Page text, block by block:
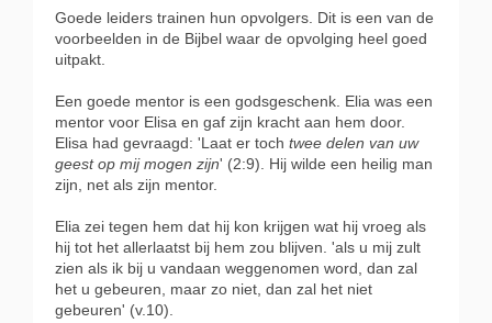
Goede leiders trainen hun opvolgers. Dit is een van de
voorbeelden in de Bijbel waar de opvolging heel goed
uitpakt.
Een goede mentor is een godsgeschenk. Elia was een
mentor voor Elisa en gaf zijn kracht aan hem door.
Elisa had gevraagd: 'Laat er toch twee delen van uw
geest op mij mogen zijn' (2:9). Hij wilde een heilig man
zijn, net als zijn mentor.
Elia zei tegen hem dat hij kon krijgen wat hij vroeg als
hij tot het allerlaatst bij hem zou blijven. 'als u mij zult
zien als ik bij u vandaan weggenomen word, dan zal
het u gebeuren, maar zo niet, dan zal het niet
gebeuren' (v.10).